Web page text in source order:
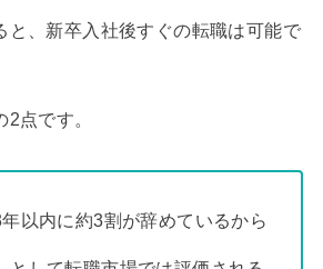
と、新卒入社後すぐの転職は可能で
点です。
以内に約3割が辞めているから